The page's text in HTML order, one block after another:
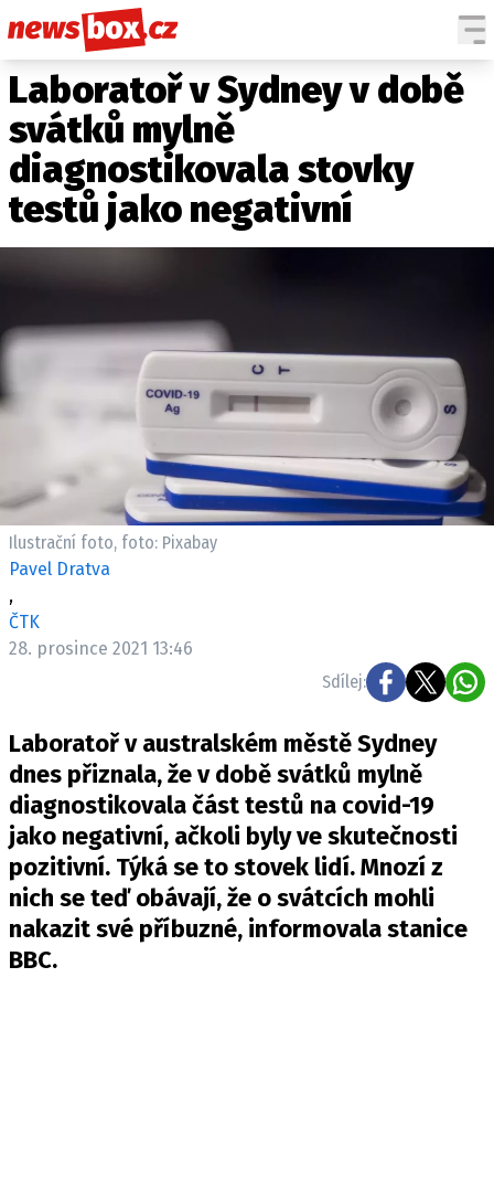
DOMÁCÍ
ZAHRANIČÍ
POČASÍ
KRIMI
EKONOMIKA
SPORT
ČESKÉ CELEBRITY
SVĚTOVÉ CELEBRITY
SLEDUJTE NÁS NA|
Máte příběh, fotku nebo video?
Pošlete e-mail na newsbox.cz
OSOBNÍ ÚDAJE / COOKIES
VOLNÁ MÍSTA
Provozovatelem serveru newsbox.cz je
INCORP MEDIA GROUP s.r.o., IČ: 118 23 054
Laboratoř v Sydney v době
svátků mylně
diagnostikovala stovky
testů jako negativní
Ilustrační foto, foto: Pixabay
Pavel Dratva
,
ČTK
28. prosince 2021 13:46
Sdílej:
Laboratoř v australském městě Sydney
dnes přiznala, že v době svátků mylně
diagnostikovala část testů na covid-19
jako negativní, ačkoli byly ve skutečnosti
pozitivní. Týká se to stovek lidí. Mnozí z
nich se teď obávají, že o svátcích mohli
nakazit své příbuzné, informovala stanice
BBC.